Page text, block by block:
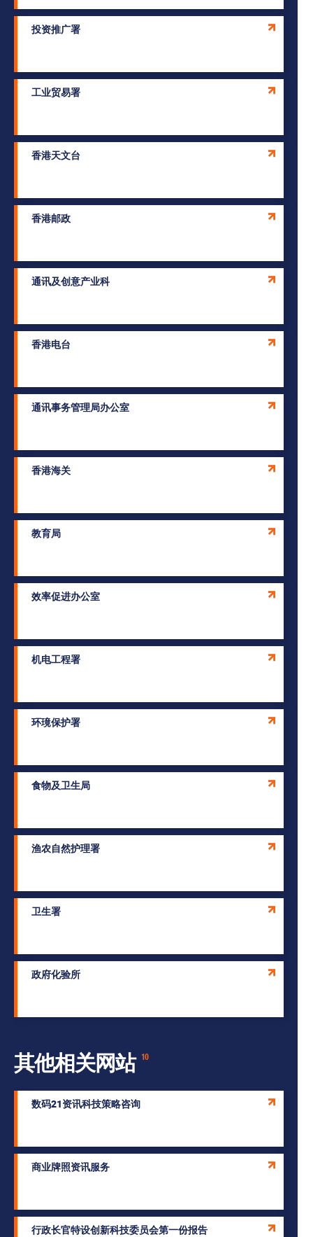
投资推广署
工业贸易署
香港天文台
香港邮政
通讯及创意产业科
香港电台
通讯事务管理局办公室
香港海关
教育局
效率促进办公室
机电工程署
环璄保护署
食物及卫生局
渔农自然护理署
卫生署
政府化验所
其他相关网站 10
数码21资讯科技策略咨询
商业牌照资讯服务
行政长官特设创新科技委员会第一份报告